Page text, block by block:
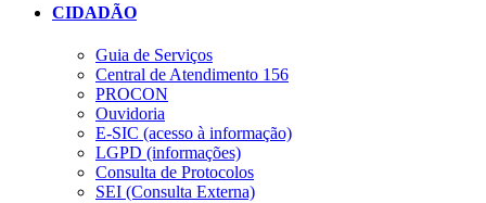
CIDADÃO
Guia de Serviços
Central de Atendimento 156
PROCON
Ouvidoria
E-SIC (acesso à informação)
LGPD (informações)
Consulta de Protocolos
SEI (Consulta Externa)